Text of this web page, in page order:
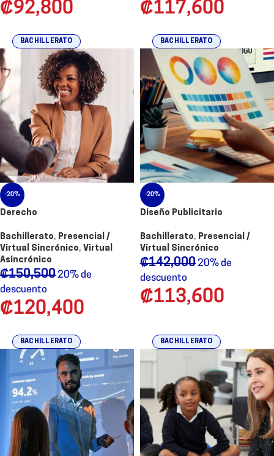
₡92,800 ₡117,600
BACHILLERATO
-20%
Derecho
Bachillerato, Presencial /
Virtual Sincrónico, Virtual
Asincrónico
₡150,50020% de
descuento
₡120,400
BACHILLERATO
-20%
Diseño Publicitario
Bachillerato, Presencial /
Virtual Sincrónico
₡142,00020% de
descuento
₡113,600
BACHILLERATO BACHILLERATO